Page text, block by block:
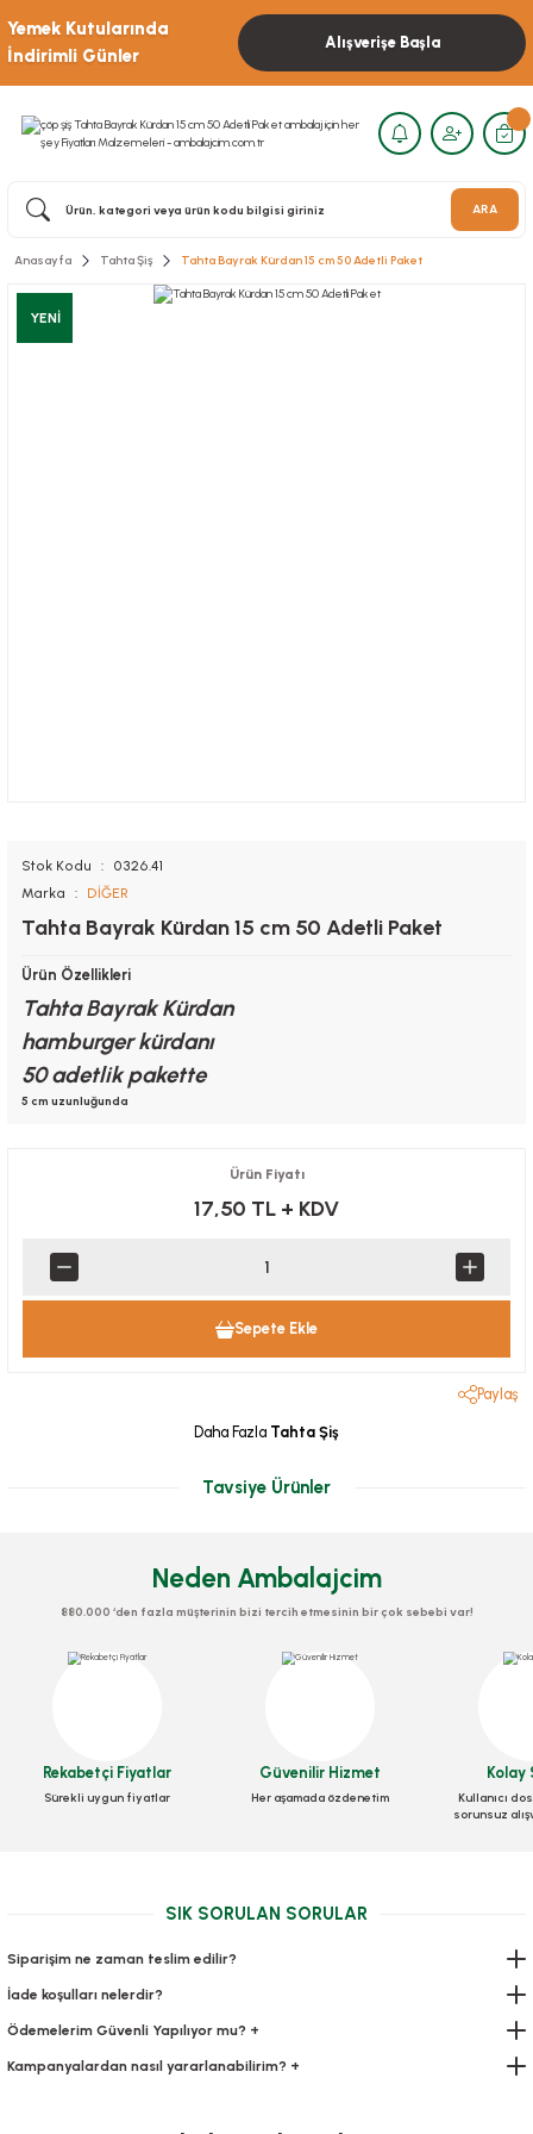
Yemek Kutularında
İndirimli Günler
Alışverişe Başla
ARA
Anasayfa Tahta Şiş Tahta Bayrak Kürdan 15 cm 50 Adetli Paket
YENİ
Stok Kodu
0326.41
Marka
DİĞER
Tahta Bayrak Kürdan 15 cm 50 Adetli Paket
Ürün Özellikleri
Tahta Bayrak Kürdan
hamburger kürdanı
50 adetlik pakette
5 cm uzunluğunda
Ürün Fiyatı
17,50 TL + KDV
Sepete Ekle
Paylaş
Daha Fazla Tahta Şiş
Tavsiye Ürünler
Stok Kodu 0340.2
Stok Kodu 0331
Sepete Ekle
Neden Ambalajcim
880.000 ‘den fazla müşterinin bizi tercih etmesinin bir çok sebebi var!
Rekabetçi Fiyatlar
Sürekli uygun fiyatlar
Güvenilir Hizmet
Her aşamada özdenetim
Kolay
Kullanıcı
sorunsuz
SIK SORULAN SORULAR
Siparişim ne zaman teslim edilir?
İade koşulları nelerdir?
Ödemelerim Güvenli Yapılıyor mu? +
Kampanyalardan nasıl yararlanabilirim? +